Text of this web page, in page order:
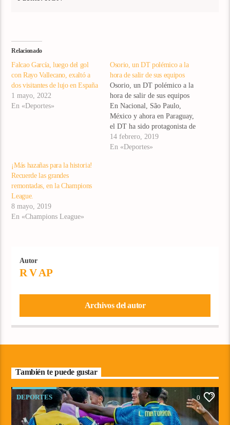
Relacionado
Falcao García, luego del gol
con Rayo Vallecano, exaltó a
dos visitantes de lujo en España
1 mayo, 2022
En «Deportes»
Osorio, un DT polémico a la
hora de salir de sus equipos
Osorio, un DT polémico a la
hora de salir de sus equipos
En Nacional, São Paulo,
México y ahora en Paraguay,
el DT ha sido protagonista de
controversias. (Información
tomada de
14 febrero, 2019
En «Deportes»
¡Más hazañas para la historia!
Recuerde las grandes
remontadas, en la Champions
League.
8 mayo, 2019
En «Champions League»
Autor
R V AP
Archivos del autor
También te puede gustar
DEPORTES 0